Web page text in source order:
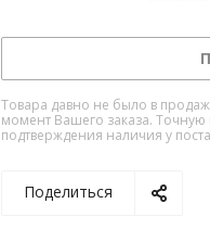
Товара давно не было в
момент Вашего заказа.
подтверждения наличия у
Поделиться